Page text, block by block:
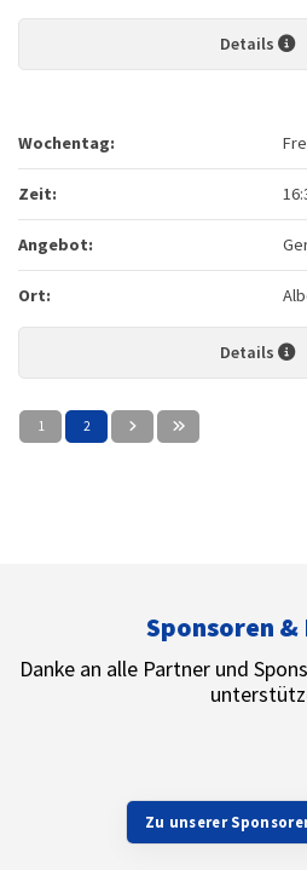
Details
Wochentag:
Zeit:
Angebot:
Ort:
Details
1 2
Sponsoren
Danke an alle Partner und
Zu unserer